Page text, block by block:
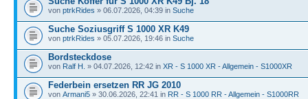
von ptrkRides » 06.07.2026, 04:39 in Suche
Suche Soziusgriff S 1000 XR K49
von ptrkRides » 05.07.2026, 19:46 in Suche
Bordsteckdose
von Ralf H. » 04.07.2026, 12:42 in XR - S 1000 XR - Allgemein - S1000XR
Federbein ersetzen RR JG 2010
von Armani5 » 30.06.2026, 22:41 in RR - S 1000 RR - Allgemein - S1000RR